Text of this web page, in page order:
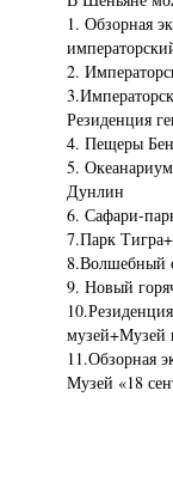
1. Обзорная
2.
Резиденция
4. Пещеры
5.
Дунлин
6. Сафари-
7.Парк
8.Волшебный
9. Новый
музей+Музей
11.Обзорная
Музей «18